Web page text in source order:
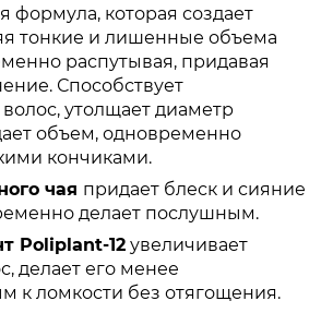
формула, которая создает
тонкие и лишенные объема
распутывая, придавая
Способствует
утолщает диаметр
объем, одновременно
кончиками.
чая придает блеск и сияние
делает послушным.
Poliplant-12 увеличивает
делает его менее
к ломкости без отягощения.